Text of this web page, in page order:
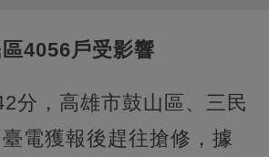
4056戶受影響
分，高雄市鼓山區、三民
電獲報後趕往搶修，據